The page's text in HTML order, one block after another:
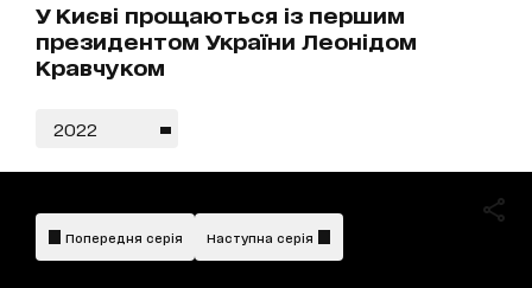
У Києві прощаються із першим
президентом України Леонідом
Кравчуком
2022
Попередня серія Наступна серія